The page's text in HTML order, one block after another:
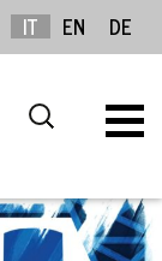
IT EN DE